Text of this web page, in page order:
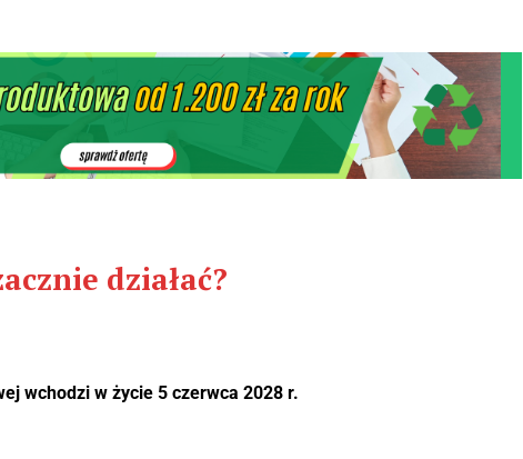
działać?
wchodzi w życie 5 czerwca 2028 r.